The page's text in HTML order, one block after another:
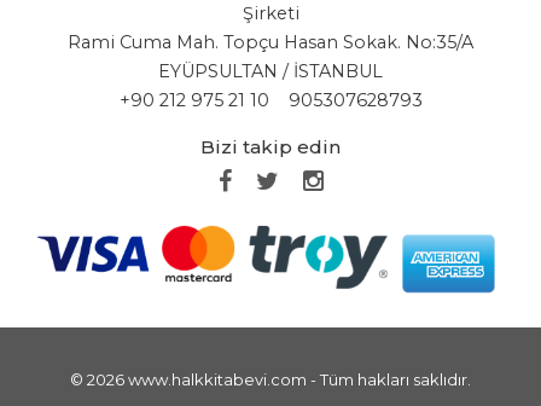
Şirketi
Rami Cuma Mah. Topçu Hasan Sokak. No:35/A
EYÜPSULTAN / İSTANBUL
+90 212 975 21 10
905307628793
Bizi takip edin
© 2026 www.halkkitabevi.com - Tüm hakları saklıdır.